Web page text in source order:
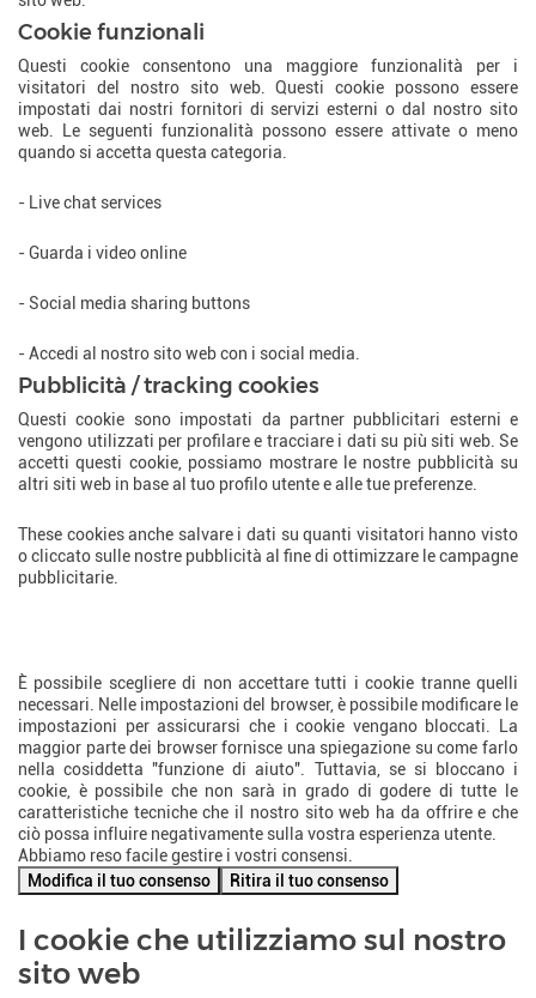
Cookie funzionali
Questi cookie consentono una maggiore funzionalità per i
visitatori del nostro sito web. Questi cookie possono essere
impostati dai nostri fornitori di servizi esterni o dal nostro sito
web. Le seguenti funzionalità possono essere attivate o meno
quando si accetta questa categoria.
- Live chat services
- Guarda i video online
- Social media sharing buttons
- Accedi al nostro sito web con i social media.
Pubblicità / tracking cookies
Questi cookie sono impostati da partner pubblicitari esterni e
vengono utilizzati per profilare e tracciare i dati su più siti web. Se
accetti questi cookie, possiamo mostrare le nostre pubblicità su
altri siti web in base al tuo profilo utente e alle tue preferenze.
These cookies anche salvare i dati su quanti visitatori hanno visto
o cliccato sulle nostre pubblicità al fine di ottimizzare le campagne
pubblicitarie.
È possibile scegliere di non accettare tutti i cookie tranne quelli
necessari. Nelle impostazioni del browser, è possibile modificare le
impostazioni per assicurarsi che i cookie vengano bloccati. La
maggior parte dei browser fornisce una spiegazione su come farlo
nella cosiddetta "funzione di aiuto". Tuttavia, se si bloccano i
cookie, è possibile che non sarà in grado di godere di tutte le
caratteristiche tecniche che il nostro sito web ha da offrire e che
ciò possa influire negativamente sulla vostra esperienza utente.
Abbiamo reso facile gestire i vostri consensi.
Modifica il tuo consenso
Ritira il tuo consenso
I cookie che utilizziamo sul nostro
sito web